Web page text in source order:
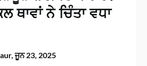
ਥਾਵਾਂ ਨੇ ਚਿੰਤਾ ਵਧਾ
ਜੂਨ 23, 2025